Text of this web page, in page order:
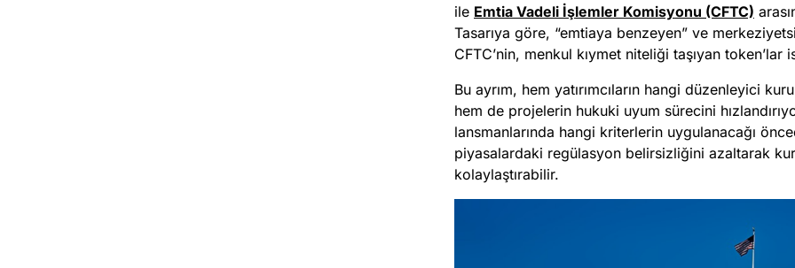
ile Emtia Vadeli İşlemler Komisyonu (CFTC)
Tasarıya göre, “emtiaya benzeyen” ve
CFTC’nin, menkul kıymet niteliği taşıyan
Bu ayrım, hem yatırımcıların hangi düzenleyici
hem de projelerin hukuki uyum sürecini
lansmanlarında hangi kriterlerin uygulanacağı
piyasalardaki regülasyon belirsizliğini azaltarak
kolaylaştırabilir.